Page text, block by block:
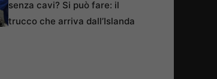
senza cavi? Si può fare: il
trucco che arriva dall’Islanda